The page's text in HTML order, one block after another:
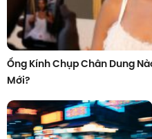
Ống Kính Chụp Chân Dung
Mới?